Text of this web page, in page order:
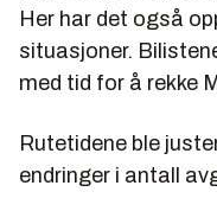
Her har det også
situasjoner.
med tid for å rekke
Rutetidene ble
endringer i antall